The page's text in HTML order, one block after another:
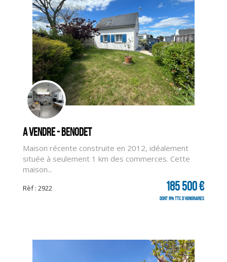
A vendre - BENODET
Maison récente construite en 2012, idéalement
située à seulement 1 km des commerces. Cette
maison...
Rèf : 2922 185 500 €
dont 6% TTC d'honoraires